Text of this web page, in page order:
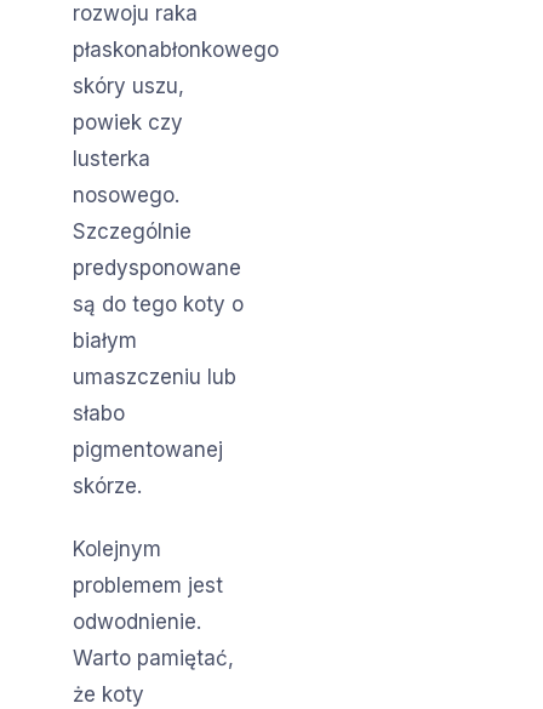
rozwoju raka
płaskonabłonkowego
skóry uszu,
powiek czy
lusterka
nosowego.
Szczególnie
predysponowane
są do tego koty o
białym
umaszczeniu lub
słabo
pigmentowanej
skórze.
Kolejnym
problemem jest
odwodnienie.
Warto pamiętać,
że koty